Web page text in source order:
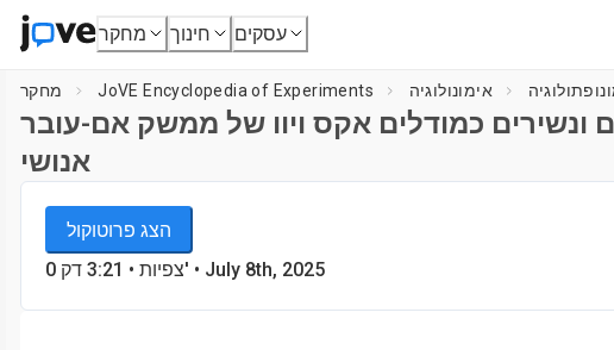
מחקר חינוך עסקים
מחקר JoVE Encyclopedia of Experiments אימונולוגיה
ונשירים כמודלים אקס ויוו של ממשק אם-עובר
אנושי
JoVE Encyclopedia of Experiments
אימונולוגיה
הצג פרוטוקול
0
צפיות •
3:21 דק' • July 8th, 2025